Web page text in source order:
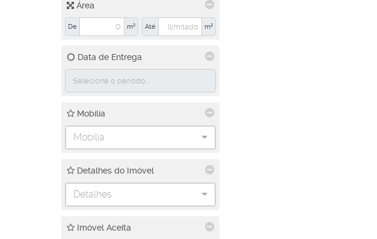
Área
De m² Até m²
Data de Entrega
Mobilia
Mobília
Detalhes do Imóvel
Detalhes
Imóvel Aceita